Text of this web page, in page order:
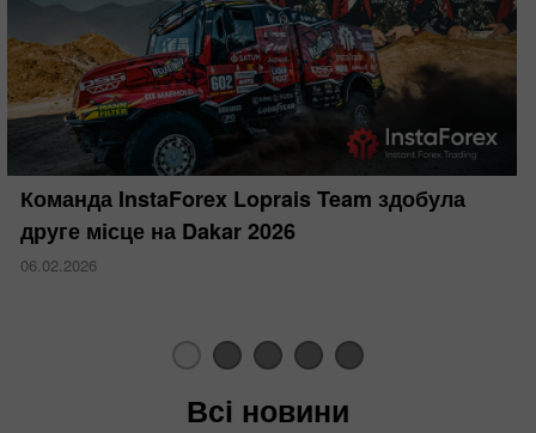
Команда InstaForex Loprais Team здобула
друге місце на Dakar 2026
06.02.2026
Всі новини